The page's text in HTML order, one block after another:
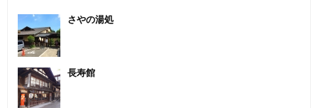
さやの湯処
長寿館